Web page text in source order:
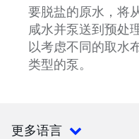
要脱盐的原水，将
咸水并泵送到预处
以考虑不同的取水
类型的泵。
更多语言